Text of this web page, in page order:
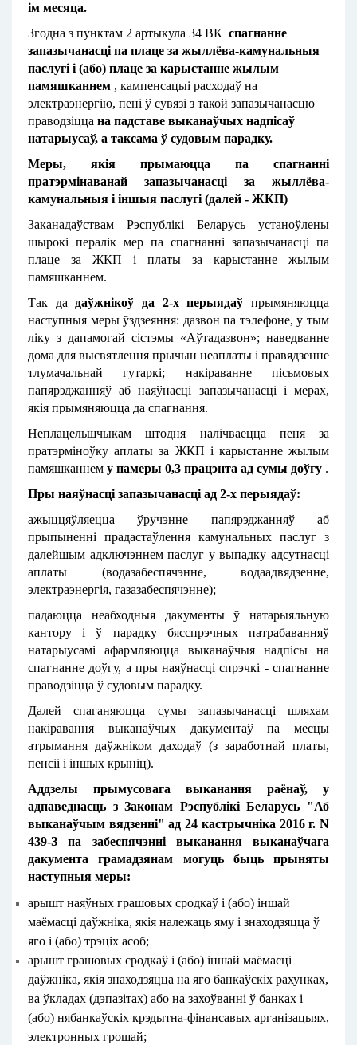
ім месяца.
Згодна з пунктам 2 артыкула 34 ВК спагнанне
запазычанасці па плаце за жыллёва-камунальныя
паслугі і (або) плаце за карыстанне жылым
памяшканнем , кампенсацыі расходаў на
электраэнергію, пені ў сувязі з такой запазычанасцю
праводзіцца на падставе выканаўчых надпісаў
натарыусаў, а таксама ў судовым парадку.
Меры, якія прымаюцца па спагнанні
пратэрмінаванай запазычанасці за жыллёва-
камунальныя і іншыя паслугі (далей - ЖКП)
Заканадаўствам Рэспублікі Беларусь устаноўлены
шырокі пералік мер па спагнанні запазычанасці па
плаце за ЖКП і платы за карыстанне жылым
памяшканнем.
Так да даўжнікоў да 2-х перыядаў прымяняюцца
наступныя меры ўздзеяння: дазвон па тэлефоне, у тым
ліку з дапамогай сістэмы «Аўтадазвон»; наведванне
дома для высвятлення прычын неаплаты і правядзенне
тлумачальнай гутаркі; накіраванне пісьмовых
папярэджанняў аб наяўнасці запазычанасці і мерах,
якія прымяняюцца да спагнання.
Неплацельшчыкам штодня налічваецца пеня за
пратэрміноўку аплаты за ЖКП і карыстанне жылым
памяшканнем у памеры 0,3 працэнта ад сумы доўгу .
Пры наяўнасці запазычанасці ад 2-х перыядаў:
ажыццяўляецца ўручэнне папярэджанняў аб
прыпыненні прадастаўлення камунальных паслуг з
далейшым адключэннем паслуг у выпадку адсутнасці
аплаты (водазабеспячэнне, водаадвядзенне,
электраэнергія, газазабеспячэнне);
падаюцца неабходныя дакументы ў натарыяльную
кантору і ў парадку бясспрэчных патрабаванняў
натарыусамі афармляюцца выканаўчыя надпісы на
спагнанне доўгу, а пры наяўнасці спрэчкі - спагнанне
праводзіцца ў судовым парадку.
Далей спаганяюцца сумы запазычанасці шляхам
накіравання выканаўчых дакументаў па месцы
атрымання даўжніком даходаў (з заработнай платы,
пенсіі і іншых крыніц).
Аддзелы прымусовага выканання раёнаў, у
адпаведнасць з Законам Рэспублікі Беларусь "Аб
выканаўчым вядзенні" ад 24 кастрычніка 2016 г. N
439-З па забеспячэнні выканання выканаўчага
дакумента грамадзянам могуць быць прыняты
наступныя меры:
арышт наяўных грашовых сродкаў і (або) іншай
маёмасці даўжніка, якія належаць яму і знаходзяцца ў
яго і (або) трэціх асоб;
арышт грашовых сродкаў і (або) іншай маёмасці
даўжніка, якія знаходзяцца на яго банкаўскіх рахунках,
ва ўкладах (дэпазітах) або на захоўванні ў банках і
(або) нябанкаўскіх крэдытна-фінансавых арганізацыях,
электронных грошай;